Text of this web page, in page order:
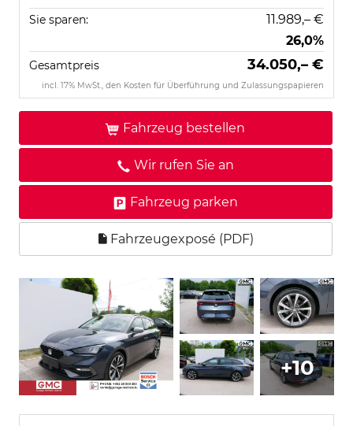
Sie sparen:
11.989,– €
26,0%
Gesamtpreis 34.050,– €
incl. 17% MwSt., den Kosten für Überführung und Zulassungspapieren
Fahrzeug bestellen
Wir rufen Sie an
Fahrzeug parken
Fahrzeugexposé (PDF)
+10